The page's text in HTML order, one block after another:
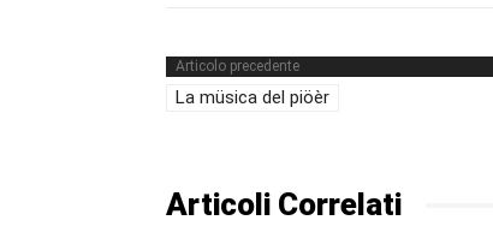
Articolo precedente
La müsica del piöèr
Articoli Correlati